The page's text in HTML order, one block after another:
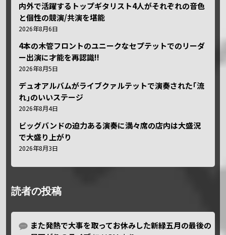
内外で活躍するトップギタリスト4人がそれぞれの音色
と個性の競演/共演を堪能
2026年8月6日
4本の木管フロントのユニークなセプテットでのリーダ
ー出演に才能を再認識!!
2026年8月5日
デュオアルバムがライブクァルテットで演奏された｢流
れ｣のいいステージ
2026年8月4日
ビッグバンドの迫力ある演奏に満々席の店内は大盛況
で大盛り上がり
2026年8月3日
読者の投稿
また発熱で大事を取ってお休みした新緑五月の最後の